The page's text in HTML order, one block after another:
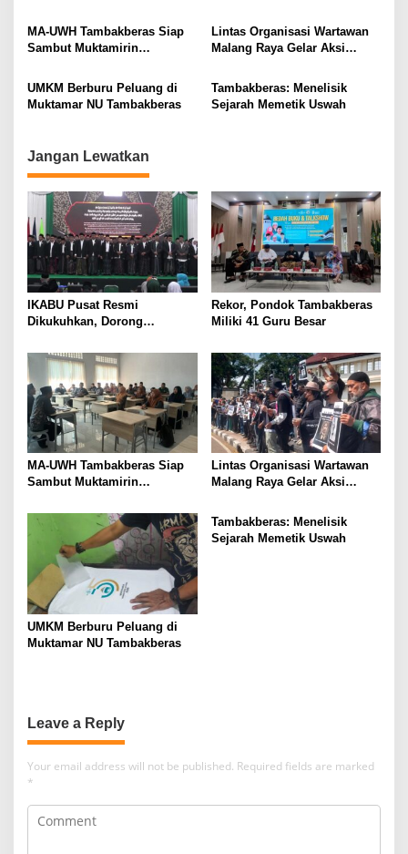
g
a
t
i
n
Alumni
MA-UWH Tambakberas Siap
Sambut Muktamirin
Lintas Organisasi Wartawan
Malang Raya Gelar Aksi
Ireng”
UMKM Berburu Peluang di
Muktamar NU Tambakberas
Tambakberas: Menelisik
Sejarah Memetik Uswah
Jangan Lewatkan
IKABU Pusat Resmi
Dikukuhkan, Dorong
Alumni
Rekor, Pondok Tambakberas
Miliki 41 Guru Besar
MA-UWH Tambakberas Siap
Sambut Muktamirin
Lintas Organisasi Wartawan
Malang Raya Gelar Aksi
Ireng”
UMKM Berburu Peluang di
Muktamar NU Tambakberas
Tambakberas: Menelisik
Sejarah Memetik Uswah
Leave a Reply
Your email address will not be published. Required fields are marked
*